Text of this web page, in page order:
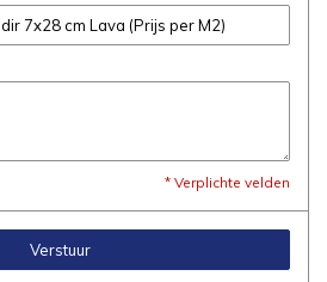
* Verplichte velden
Verstuur